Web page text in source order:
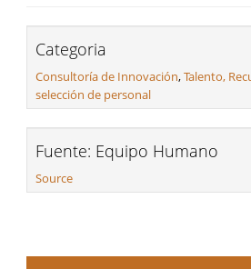
Categoria
Consultoría de Innovación,Talento,
selección de personal
Fuente: Equipo Humano
Source